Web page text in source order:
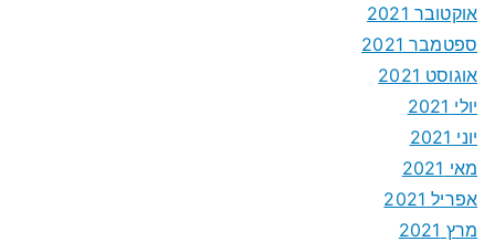
אוקטובר 2021
ספטמבר 2021
אוגוסט 2021
יולי 2021
יוני 2021
מאי 2021
אפריל 2021
מרץ 2021